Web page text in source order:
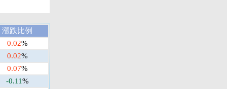
漲跌比例
0.02%
0.02%
0.07%
-0.11%